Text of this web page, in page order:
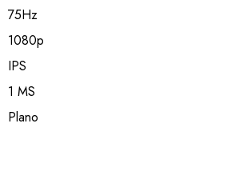
75Hz
1080p
IPS
1 MS
Plano